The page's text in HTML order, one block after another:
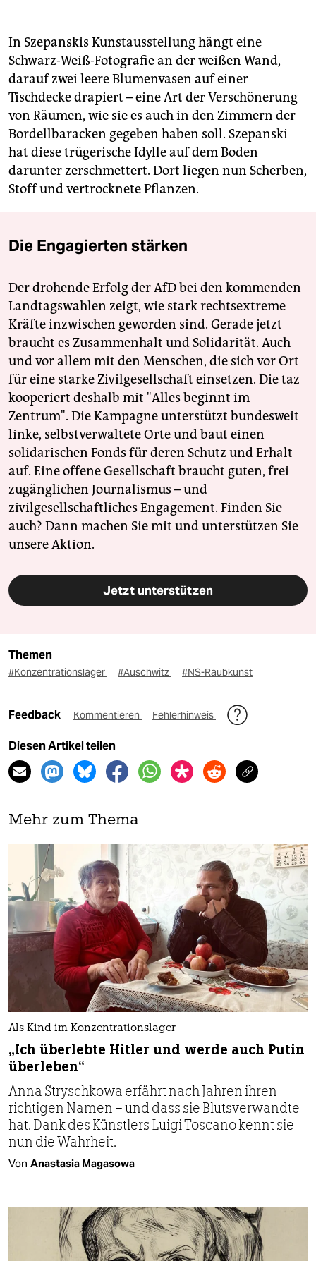
In Szepanskis Kunstausstellung hängt eine
Schwarz-Weiß-Fotografie an der weißen Wand,
darauf zwei leere Blumenvasen auf einer
Tischdecke drapiert – eine Art der Verschönerung
von Räumen, wie sie es auch in den Zimmern der
Bordellbaracken gegeben haben soll. Szepanski
hat diese trügerische Idylle auf dem Boden
darunter zerschmettert. Dort liegen nun Scherben,
Stoff und vertrocknete Pflanzen.
Die Engagierten stärken
Der drohende Erfolg der AfD bei den kommenden
Landtagswahlen zeigt, wie stark rechtsextreme
Kräfte inzwischen geworden sind. Gerade jetzt
braucht es Zusammenhalt und Solidarität. Auch
und vor allem mit den Menschen, die sich vor Ort
für eine starke Zivilgesellschaft einsetzen. Die taz
kooperiert deshalb mit "Alles beginnt im
Zentrum". Die Kampagne unterstützt bundesweit
linke, selbstverwaltete Orte und baut einen
solidarischen Fonds für deren Schutz und Erhalt
auf. Eine offene Gesellschaft braucht guten, frei
zugänglichen Journalismus – und
zivilgesellschaftliches Engagement. Finden Sie
auch? Dann machen Sie mit und unterstützen Sie
unsere Aktion.
Jetzt unterstützen
Themen
#Konzentrationslager #Auschwitz #NS-Raubkunst
Feedback Kommentieren Fehlerhinweis
Diesen Artikel teilen
Mehr zum Thema
Als Kind im Konzentrationslager
„Ich überlebte Hitler und werde auch Putin
überleben“
Anna Stryschkowa erfährt nach Jahren ihren
richtigen Namen – und dass sie Blutsverwandte
hat. Dank des Künstlers Luigi Toscano kennt sie
nun die Wahrheit.
Von Anastasia Magasowa